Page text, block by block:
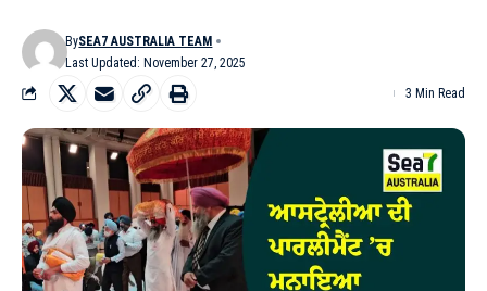
Last Updated: November 27, 2025
BySEA7 AUSTRALIA TEAM
3 Min Read